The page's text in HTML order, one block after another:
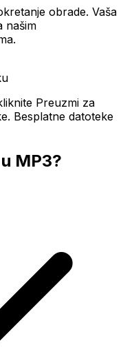
obrade. Vaša
našim
Preuzmi za
Besplatne datoteke
MP3?